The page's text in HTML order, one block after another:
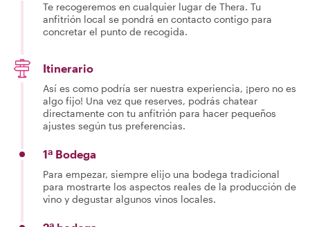
Te recogeremos en cualquier lugar de Thera. Tu
anfitrión local se pondrá en contacto contigo para
concretar el punto de recogida.
Itinerario
Así es como podría ser nuestra experiencia, ¡pero no es
algo fijo! Una vez que reserves, podrás chatear
directamente con tu anfitrión para hacer pequeños
ajustes según tus preferencias.
1ª Bodega
Para empezar, siempre elijo una bodega tradicional
para mostrarte los aspectos reales de la producción de
vino y degustar algunos vinos locales.